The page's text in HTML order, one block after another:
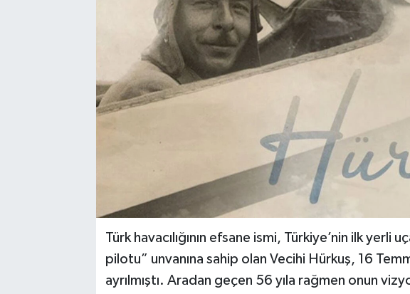
Türk havacılığının efsane ismi, Türkiye’nin ilk yerli
pilotu” unvanına sahip olan Vecihi Hürkuş, 16
ayrılmıştı. Aradan geçen 56 yıla rağmen onun